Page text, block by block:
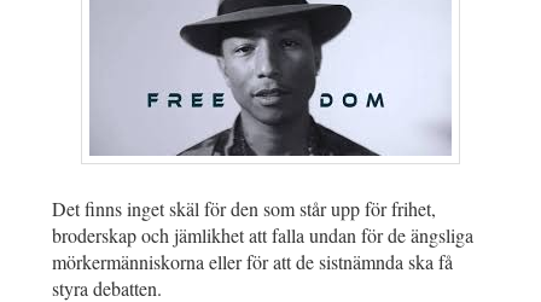
Det finns inget skäl för den som står upp för frihet,
broderskap och jämlikhet att falla undan för de ängsliga
mörkermänniskorna eller för att de sistnämnda ska få
styra debatten.